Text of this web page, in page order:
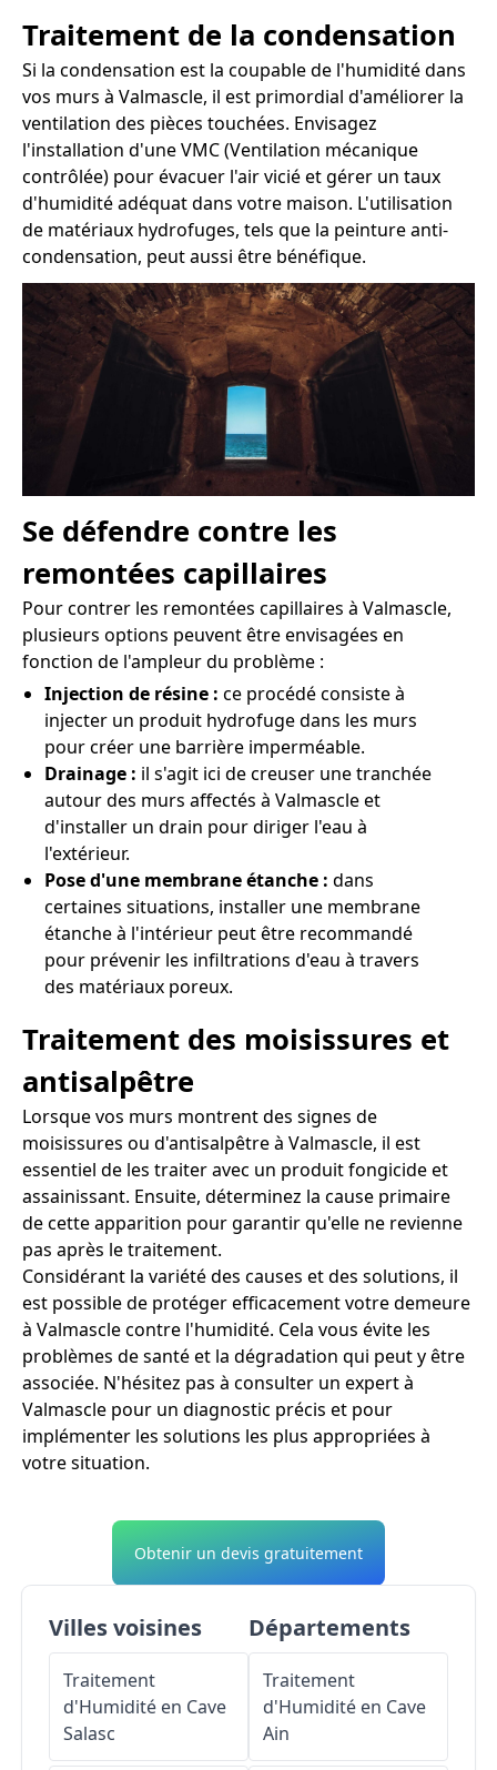
Traitement de la condensation
Si la condensation est la coupable de l'humidité dans
vos murs à Valmascle, il est primordial d'améliorer la
ventilation des pièces touchées. Envisagez
l'installation d'une VMC (Ventilation mécanique
contrôlée) pour évacuer l'air vicié et gérer un taux
d'humidité adéquat dans votre maison. L'utilisation
de matériaux hydrofuges, tels que la peinture anti-
condensation, peut aussi être bénéfique.
Se défendre contre les
remontées capillaires
Pour contrer les remontées capillaires à Valmascle,
plusieurs options peuvent être envisagées en
fonction de l'ampleur du problème :
Injection de résine : ce procédé consiste à
injecter un produit hydrofuge dans les murs
pour créer une barrière imperméable.
Drainage : il s'agit ici de creuser une tranchée
autour des murs affectés à Valmascle et
d'installer un drain pour diriger l'eau à
l'extérieur.
Pose d'une membrane étanche : dans
certaines situations, installer une membrane
étanche à l'intérieur peut être recommandé
pour prévenir les infiltrations d'eau à travers
des matériaux poreux.
Traitement des moisissures et
antisalpêtre
Lorsque vos murs montrent des signes de
moisissures ou d'antisalpêtre à Valmascle, il est
essentiel de les traiter avec un produit fongicide et
assainissant. Ensuite, déterminez la cause primaire
de cette apparition pour garantir qu'elle ne revienne
pas après le traitement.
Considérant la variété des causes et des solutions, il
est possible de protéger efficacement votre demeure
à Valmascle contre l'humidité. Cela vous évite les
problèmes de santé et la dégradation qui peut y être
associée. N'hésitez pas à consulter un expert à
Valmascle pour un diagnostic précis et pour
implémenter les solutions les plus appropriées à
votre situation.
Obtenir un devis gratuitement
Villes voisines
Traitement
d'Humidité en Cave
Salasc
Départements
Traitement
d'Humidité en Cave
Ain